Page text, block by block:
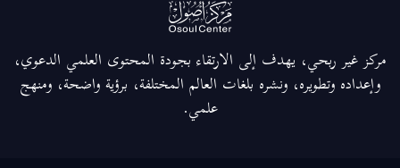
مركز غير ربحي، يهدف إلى الارتقاء بجودة المحتوى العلمي الدعوي،
وإعداده وتطويره، ونشره بلغات العالم المختلفة، برؤية واضحة، ومنهج
علمي.